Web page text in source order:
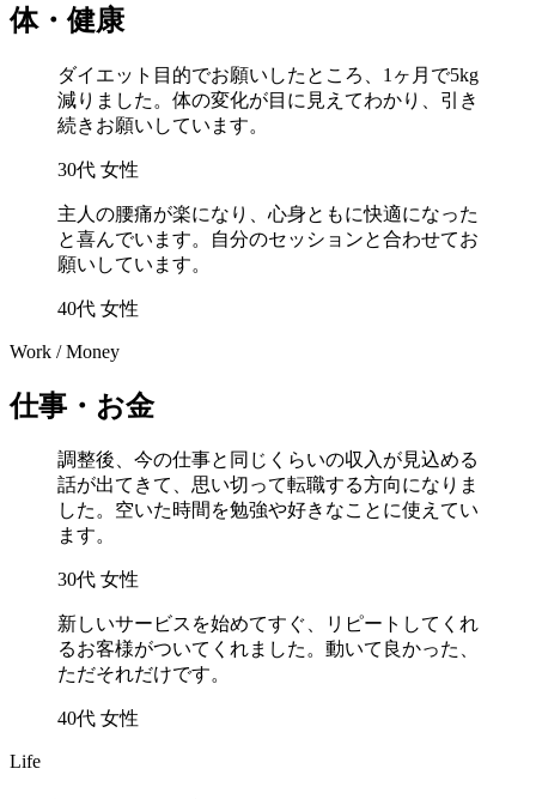
体・健康
ダイエット目的でお願いしたところ、1ヶ月で5kg
減りました。体の変化が目に見えてわかり、引き
続きお願いしています。
30代 女性
主人の腰痛が楽になり、心身ともに快適になった
と喜んでいます。自分のセッションと合わせてお
願いしています。
40代 女性
Work / Money
仕事・お金
調整後、今の仕事と同じくらいの収入が見込める
話が出てきて、思い切って転職する方向になりま
した。空いた時間を勉強や好きなことに使えてい
ます。
30代 女性
新しいサービスを始めてすぐ、リピートしてくれ
るお客様がついてくれました。動いて良かった、
ただそれだけです。
40代 女性
Life